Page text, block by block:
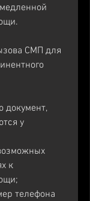
СМП для
документ,
у
к
телефона